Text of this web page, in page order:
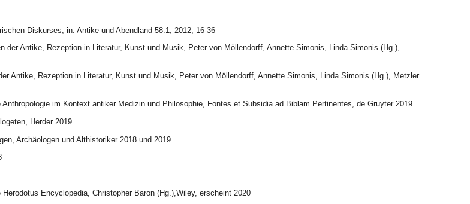
Diskurses, in: Antike und Abendland 58.1, 2012, 16-36
der Antike, Rezeption in Literatur, Kunst und Musik, Peter von Möllendorff, Annette Simonis, Linda Simonis (Hg.),
Antike, Rezeption in Literatur, Kunst und Musik, Peter von Möllendorff, Annette Simonis, Linda Simonis (Hg.), Metzler
im Kontext antiker Medizin und Philosophie, Fontes et Subsidia ad Biblam Pertinentes, de Gruyter 2019
Herder 2019
Archäologen und Althistoriker 2018 und 2019
Herodotus Encyclopedia, Christopher Baron (Hg.),Wiley, erscheint 2020